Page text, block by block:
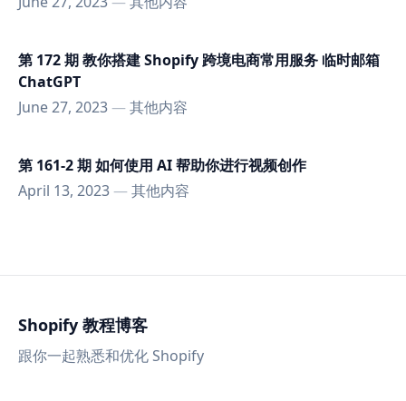
第 172 期 教你搭建 Shopify 跨境电商常用服务 临时邮箱
ChatGPT
June 27, 2023—其他内容
第 161-2 期 如何使用 AI 帮助你进行视频创作
April 13, 2023—其他内容
Shopify 教程博客
跟你一起熟悉和优化 Shopify